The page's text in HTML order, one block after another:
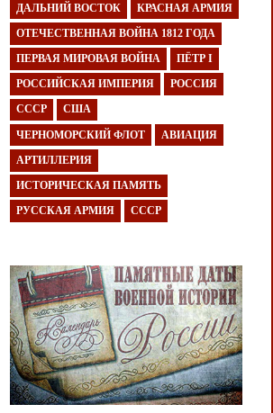
ДАЛЬНИЙ ВОСТОК КРАСНАЯ АРМИЯ
ОТЕЧЕСТВЕННАЯ ВОЙНА 1812 ГОДА
ПЕРВАЯ МИРОВАЯ ВОЙНА ПЁТР I
РОССИЙСКАЯ ИМПЕРИЯ РОССИЯ
СССР США
ЧЕРНОМОРСКИЙ ФЛОТ АВИАЦИЯ
АРТИЛЛЕРИЯ
ИСТОРИЧЕСКАЯ ПАМЯТЬ
РУССКАЯ АРМИЯ СССР